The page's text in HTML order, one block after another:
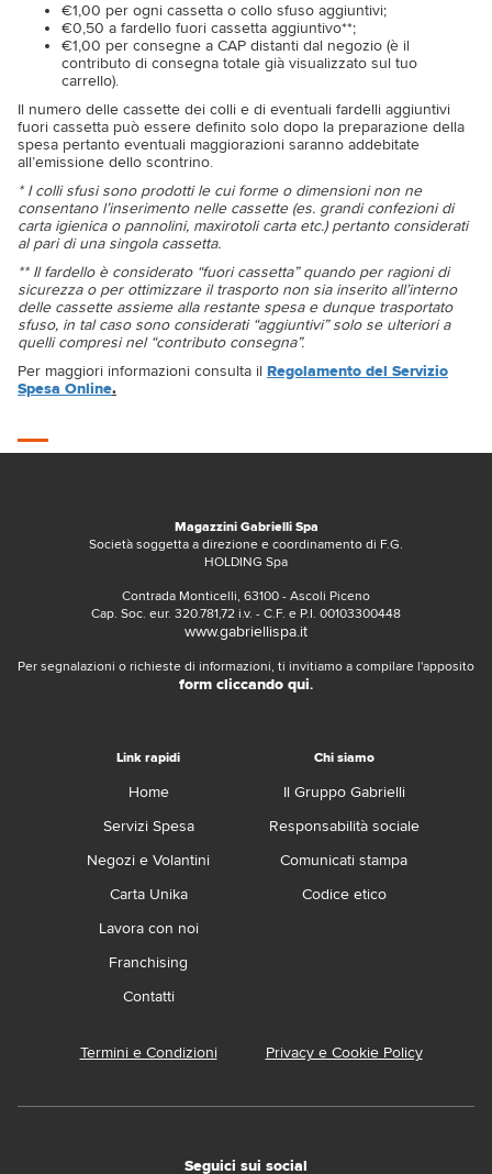
€1,00 per ogni cassetta o collo sfuso aggiuntivi;
€0,50 a fardello fuori cassetta aggiuntivo**;
€1,00 per consegne a CAP distanti dal negozio (è il
contributo di consegna totale già visualizzato sul tuo
carrello).
Il numero delle cassette dei colli e di eventuali fardelli aggiuntivi
fuori cassetta può essere definito solo dopo la preparazione della
spesa pertanto eventuali maggiorazioni saranno addebitate
all’emissione dello scontrino.
* I colli sfusi sono prodotti le cui forme o dimensioni non ne
consentano l’inserimento nelle cassette (es. grandi confezioni di
carta igienica o pannolini, maxirotoli carta etc.) pertanto considerati
al pari di una singola cassetta.
** Il fardello è considerato “fuori cassetta” quando per ragioni di
sicurezza o per ottimizzare il trasporto non sia inserito all’interno
delle cassette assieme alla restante spesa e dunque trasportato
sfuso, in tal caso sono considerati “aggiuntivi” solo se ulteriori a
quelli compresi nel “contributo consegna”.
Per maggiori informazioni consulta il Regolamento del Servizio
Spesa Online.
Magazzini Gabrielli Spa
Società soggetta a direzione e coordinamento di F.G.
HOLDING Spa
Contrada Monticelli, 63100 - Ascoli Piceno
Cap. Soc. eur. 320.781,72 i.v. - C.F. e P.I. 00103300448
www.gabriellispa.it
Per segnalazioni o richieste di informazioni, ti invitiamo a compilare l'apposito
form cliccando qui.
Link rapidi
Home
Servizi Spesa
Negozi e Volantini
Carta Unika
Lavora con noi
Franchising
Contatti
Chi siamo
Il Gruppo Gabrielli
Responsabilità sociale
Comunicati stampa
Codice etico
Termini e Condizioni Privacy e Cookie Policy
Seguici sui social